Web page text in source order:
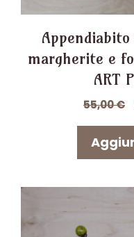
margherite e
ART
55,00€